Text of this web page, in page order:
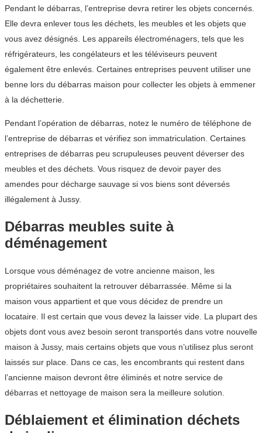
Pendant le débarras, l’entreprise devra retirer les objets concernés.
Elle devra enlever tous les déchets, les meubles et les objets que
vous avez désignés. Les appareils électroménagers, tels que les
réfrigérateurs, les congélateurs et les téléviseurs peuvent
également être enlevés. Certaines entreprises peuvent utiliser une
benne lors du débarras maison pour collecter les objets à emmener
à la déchetterie.
Pendant l’opération de débarras, notez le numéro de téléphone de
l’entreprise de débarras et vérifiez son immatriculation. Certaines
entreprises de débarras peu scrupuleuses peuvent déverser des
meubles et des déchets. Vous risquez de devoir payer des
amendes pour décharge sauvage si vos biens sont déversés
illégalement à Jussy.
Débarras meubles suite à
déménagement
Lorsque vous déménagez de votre ancienne maison, les
propriétaires souhaitent la retrouver débarrassée. Même si la
maison vous appartient et que vous décidez de prendre un
locataire. Il est certain que vous devez la laisser vide. La plupart des
objets dont vous avez besoin seront transportés dans votre nouvelle
maison à Jussy, mais certains objets que vous n’utilisez plus seront
laissés sur place. Dans ce cas, les encombrants qui restent dans
l’ancienne maison devront être éliminés et notre service de
débarras et nettoyage de maison sera la meilleure solution.
Déblaiement et élimination déchets